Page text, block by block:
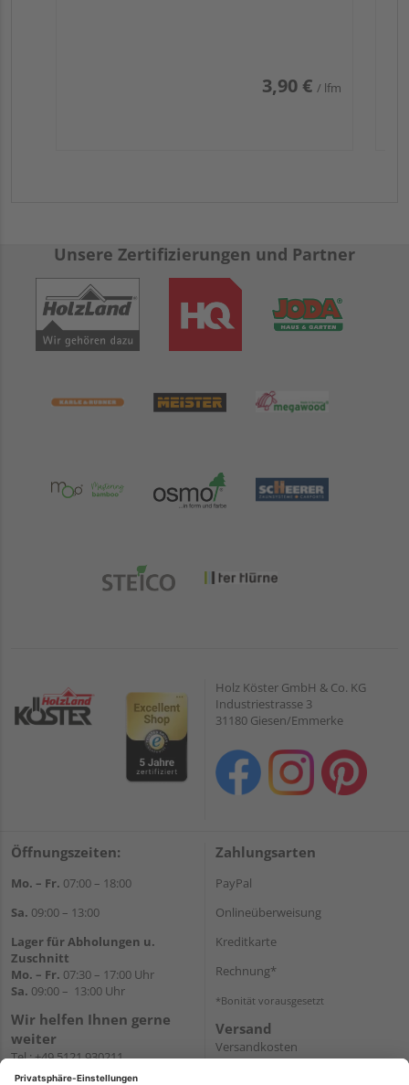
3,90 € / lfm
Unsere Zertifizierungen und Partner
Holz Köster GmbH & Co. KG
Industriestrasse 3
31180 Giesen/Emmerke
Öffnungszeiten:
Mo. – Fr. 07:00 – 18:00
Sa. 09:00 – 13:00
Lager für Abholungen u.
Zuschnitt
Mo. – Fr. 07:30 – 17:00 Uhr
Sa. 09:00 – 13:00 Uhr
Wir helfen Ihnen gerne
weiter
Tel.:+49 5121 930211
E-Mail:holzlandshop@holzland-
Zahlungsarten
PayPal
Onlineüberweisung
Kreditkarte
Rechnung*
*Bonität vorausgesetzt
Versand
Versandkosten